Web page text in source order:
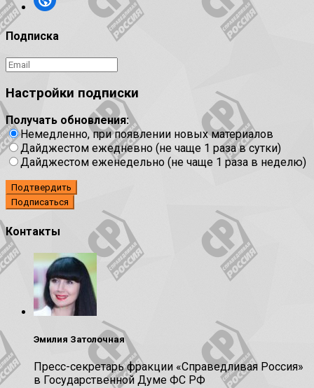
Подписка
Настройки подписки
Получать обновления:
Немедленно, при появлении новых материалов
Дайджестом ежедневно (не чаще 1 раза в сутки)
Дайджестом еженедельно (не чаще 1 раза в неделю)
Подтвердить
Контакты
Эмилия Затолочная
Пресс-секретарь фракции «Справедливая Россия»
в Государственной Думе ФС РФ